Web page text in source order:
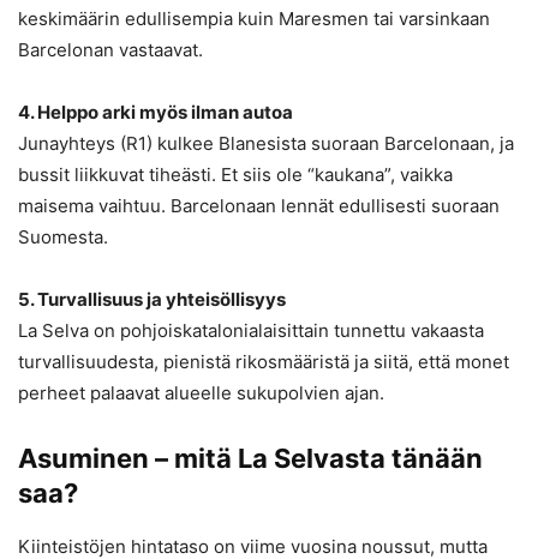
keskimäärin edullisempia kuin Maresmen tai varsinkaan
Barcelonan vastaavat.
4. Helppo arki myös ilman autoa
Junayhteys (R1) kulkee Blanesista suoraan Barcelonaan, ja
bussit liikkuvat tiheästi. Et siis ole “kaukana”, vaikka
maisema vaihtuu. Barcelonaan lennät edullisesti suoraan
Suomesta.
5. Turvallisuus ja yhteisöllisyys
La Selva on pohjoiskatalonialaisittain tunnettu vakaasta
turvallisuudesta, pienistä rikosmääristä ja siitä, että monet
perheet palaavat alueelle sukupolvien ajan.
Asuminen – mitä La Selvasta tänään
saa?
Kiinteistöjen hintataso on viime vuosina noussut, mutta